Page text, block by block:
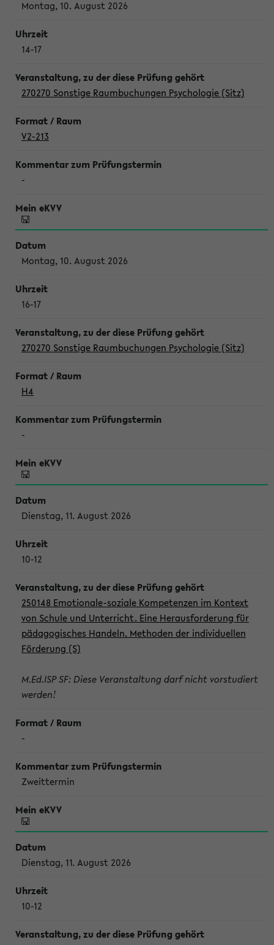
Montag, 10. August 2026
14-17
270270 Sonstige Raumbuchungen Psychologie (Sitz)
V2-213
-
Montag, 10. August 2026
16-17
270270 Sonstige Raumbuchungen Psychologie (Sitz)
H4
-
Dienstag, 11. August 2026
10-12
250148 Emotionale-soziale Kompetenzen im Kontext
von Schule und Unterricht. Eine Herausforderung für
pädagogisches Handeln. Methoden der individuellen
Förderung (S)
M.Ed.ISP SF: Diese Veranstaltung darf nicht vorstudiert
werden!
-
Zweittermin
Dienstag, 11. August 2026
10-12